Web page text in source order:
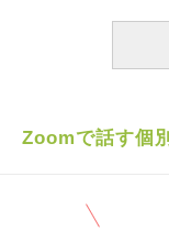
かと思い費用をい
であること、申し
ある（たまたま参
ら、教えてくださ
Zoomで話す個